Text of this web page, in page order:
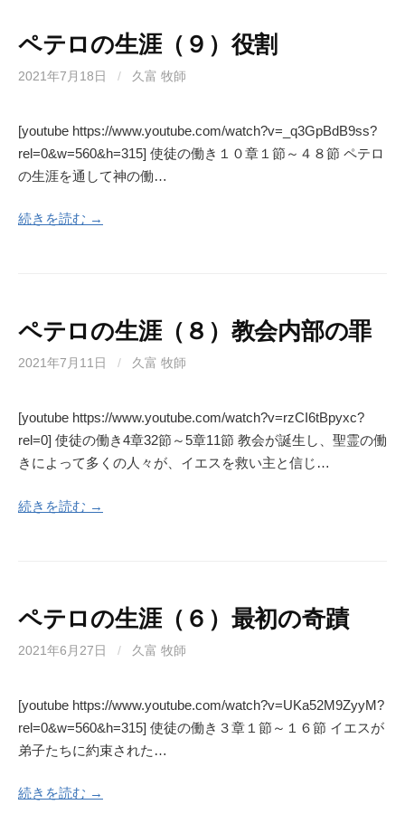
ペテロの生涯（９）役割
2021年7月18日 / 久富 牧師
[youtube https://www.youtube.com/watch?v=_q3GpBdB9ss?
rel=0&w=560&h=315] 使徒の働き１０章１節～４８節 ペテロ
の生涯を通して神の働…
続きを読む →
ペテロの生涯（８）教会内部の罪
2021年7月11日 / 久富 牧師
[youtube https://www.youtube.com/watch?v=rzCI6tBpyxc?
rel=0] 使徒の働き4章32節～5章11節 教会が誕生し、聖霊の働
きによって多くの人々が、イエスを救い主と信じ…
続きを読む →
ペテロの生涯（６）最初の奇蹟
2021年6月27日 / 久富 牧師
[youtube https://www.youtube.com/watch?v=UKa52M9ZyyM?
rel=0&w=560&h=315] 使徒の働き３章１節～１６節 イエスが
弟子たちに約束された…
続きを読む →